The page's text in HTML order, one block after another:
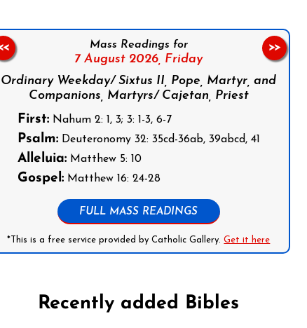
Mass Readings for
7 August 2026, Friday
Ordinary Weekday/ Sixtus II, Pope, Martyr, and
Companions, Martyrs/ Cajetan, Priest
First:Nahum 2: 1, 3; 3: 1-3, 6-7
Psalm:Deuteronomy 32: 35cd-36ab, 39abcd, 41
Alleluia:Matthew 5: 10
Gospel:Matthew 16: 24-28
FULL MASS READINGS
*This is a free service provided by Catholic Gallery.Get it here
>>
Recently added Bibles